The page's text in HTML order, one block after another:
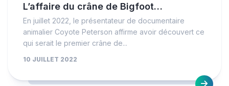
L’affaire du crâne de Bigfoot…
En juillet 2022, le présentateur de documentaire
animalier Coyote Peterson affirme avoir découvert ce
qui serait le premier crâne de...
10 JUILLET 2022